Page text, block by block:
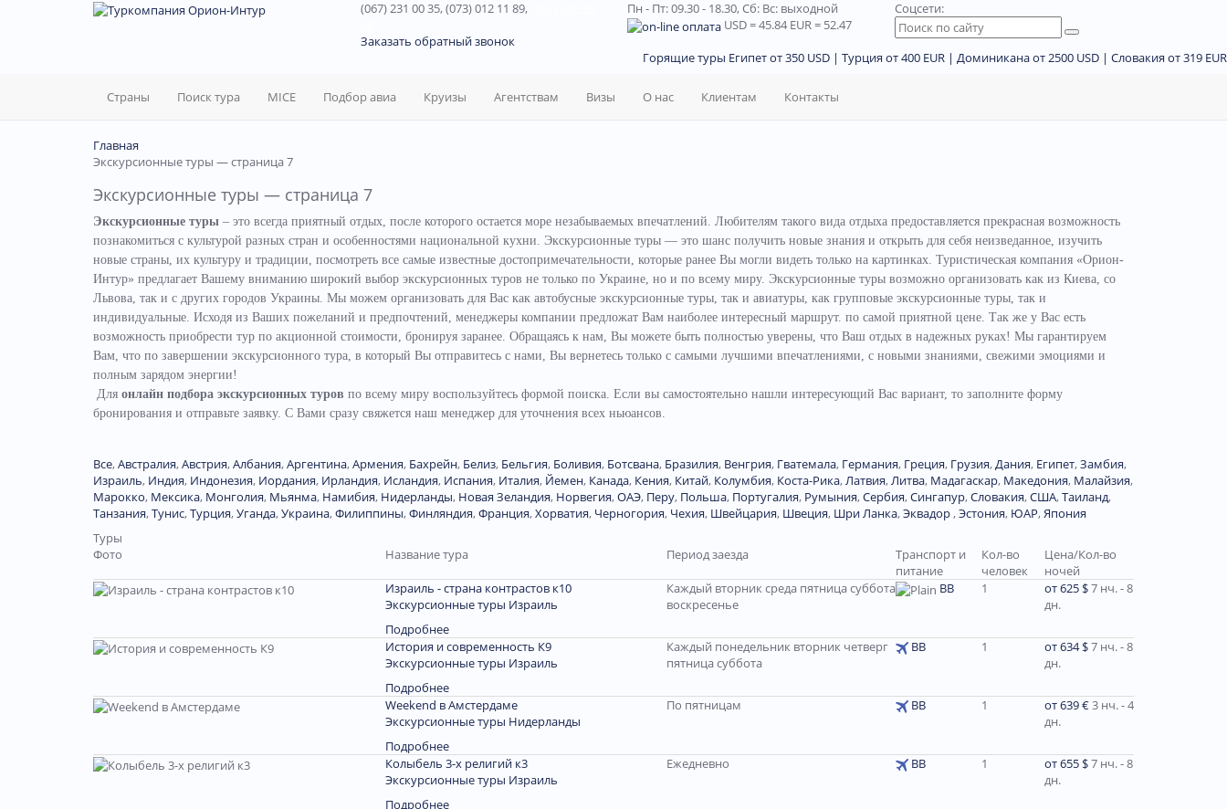
(067) 231 00 35, (073) 012 11 89,
Заказать обратный звонок
Пн - Пт: 09.30 - 18.30,Сб: Вс: выходной
USD= 45.84EUR= 52.47
Соцсети:
Горящие туры Египет от 350 USD | Турция от 400 EUR | Доминикана от 2500 USD | Словакия от 319 EUR
Страны Поиск тура MICE Подбор авиа Круизы Агентствам Визы О нас Клиентам Контакты
Главная
Экскурсионные туры — страница 7
Экскурсионные туры — страница 7
Экскурсионные туры – это всегда приятный отдых, после которого остается море незабываемых впечатлений. Любителям такого вида отдыха предоставляется прекрасная возможность
познакомиться с культурой разных стран и особенностями национальной кухни. Экскурсионные туры — это шанс получить новые знания и открыть для себя неизведанное, изучить
новые страны, их культуру и традиции, посмотреть все самые известные достопримечательности, которые ранее Вы могли видеть только на картинках. Туристическая компания «Орион-
Интур» предлагает Вашему вниманию широкий выбор экскурсионных туров не только по Украине, но и по всему миру. Экскурсионные туры возможно организовать как из Киева, со
Львова, так и с других городов Украины. Мы можем организовать для Вас как автобусные экскурсионные туры, так и авиатуры, как групповые экскурсионные туры, так и
индивидуальные. Исходя из Ваших пожеланий и предпочтений, менеджеры компании предложат Вам наиболее интересный маршрут. по самой приятной цене. Так же у Вас есть
возможность приобрести тур по акционной стоимости, бронируя заранее. Обращаясь к нам, Вы можете быть полностью уверены, что Ваш отдых в надежных руках! Мы гарантируем
Вам, что по завершении экскурсионного тура, в который Вы отправитесь с нами, Вы вернетесь только с самыми лучшими впечатлениями, с новыми знаниями, свежими эмоциями и
полным зарядом энергии!
Для онлайн подбора экскурсионных туров по всему миру воспользуйтесь формой поиска. Если вы самостоятельно нашли интересующий Вас вариант, то заполните форму
бронирования и отправьте заявку. С Вами сразу свяжется наш менеджер для уточнения всех ньюансов.
Все,Австралия,Австрия,Албания,Аргентина,Армения, Бахрейн, Белиз, Бельгия, Боливия, Ботсвана, Бразилия, Венгрия, Гватемала, Германия, Греция, Грузия,Дания, Египет,Замбия,
Израиль, Индия, Индонезия, Иордания, Ирландия, Исландия, Испания, Италия, Йемен, Канада, Кения, Китай, Колумбия, Коста-Рика,Латвия,Литва, Мадагаскар, Македония, Малайзия,
Марокко, Мексика, Монголия, Мьянма, Намибия, Нидерланды, Новая Зеландия, Норвегия,ОАЭ, Перу, Польша, Португалия, Румыния,Сербия,Сингапур,Словакия,США,Таиланд,
Танзания,Тунис,Турция,Уганда,Украина,Филиппины,Финляндия,Франция,Хорватия, Черногория, Чехия, Швейцария, Швеция, Шри Ланка,Эквадор,Эстония, ЮАР,Япония
Туры
Фото
Название тура Период заезда
Транспорт и
питание
Кол-во
человек
Цена/Кол-во
ночей
Израиль - страна контрастов к10
Экскурсионные туры Израиль
Подробнее
Каждый вторник среда пятница суббота
воскресенье
ВВ 1 от 625 $7 нч. - 8
дн.
История и современность К9
Экскурсионные туры Израиль
Подробнее
Каждый понедельник вторник четверг
пятница суббота
ВВ 1 от 634 $7 нч. - 8
дн.
Weekend в Амстердаме
Экскурсионные туры Нидерланды
Подробнее
По пятницам BB 1 от 639 €3 нч. - 4
дн.
Колыбель 3-х религий к3
Экскурсионные туры Израиль
Подробнее
Ежедневно ВВ 1 от 655 $7 нч. - 8
дн.